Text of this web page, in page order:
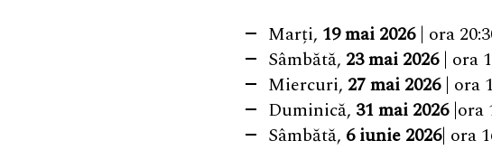
Marți, 19 mai 2026 | ora
Sâmbătă, 23 mai 2026| ora
Miercuri, 27 mai 2026| ora
Duminică, 31 mai 2026|ora
Sâmbătă, 6 iunie 2026| ora